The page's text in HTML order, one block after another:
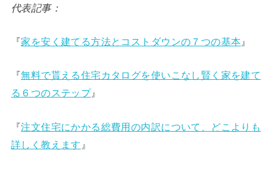
代表記事：
『家を安く建てる方法とコストダウンの７つの基本 』
『無料で貰える住宅カタログを使いこなし賢く家を建て
る６つのステップ』
『注文住宅にかかる総費用の内訳について、どこよりも
詳しく教えます 』